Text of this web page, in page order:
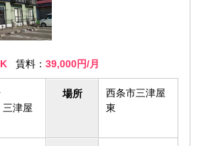
賃料： 39,000円/月
津屋
場所
西条市三津屋
東